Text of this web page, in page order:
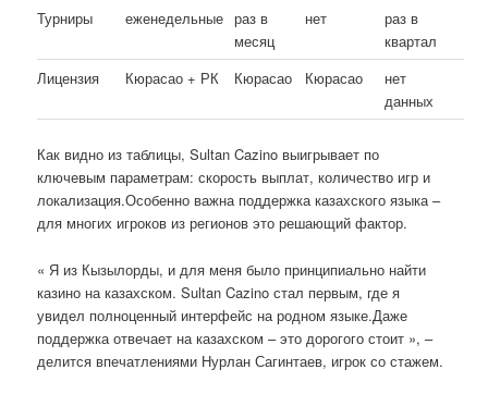
Турниры еженедельные раз в
месяц
нет
раз в
квартал
Лицензия
Кюрасао + РК Кюрасао Кюрасао
нет
данных
Как видно из таблицы, Sultan Cazino выигрывает по
ключевым параметрам: скорость выплат, количество игр и
локализация.Особенно важна поддержка казахского языка –
для многих игроков из регионов это решающий фактор.
« Я из Кызылорды, и для меня было принципиально найти
казино на казахском. Sultan Cazino стал первым, где я
увидел полноценный интерфейс на родном языке.Даже
поддержка отвечает на казахском – это дорогого стоит », –
делится впечатлениями Нурлан Сагинтаев, игрок со стажем.